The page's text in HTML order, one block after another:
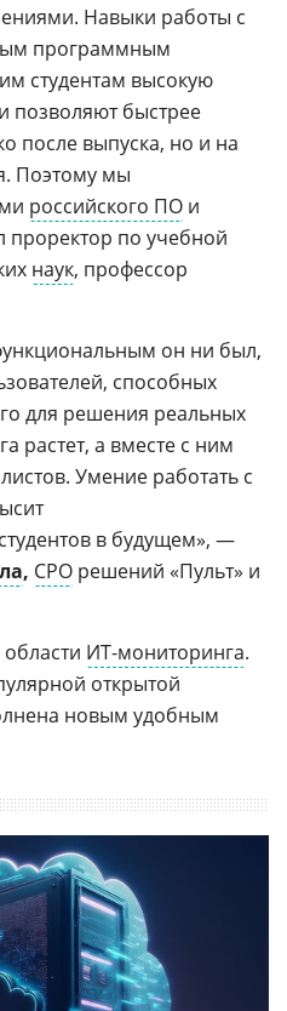
Навыки работы с
программным
студентам высокую
позволяют быстрее
после выпуска, но и на
Поэтому мы
российского ПО и
проректор по учебной
наук, профессор
он ни был,
способных
для решения реальных
растет, а вместе с ним
Умение работать с
в будущем», —
, CPO решений «Пульт» и
ИТ-мониторинга.
открытой
новым удобным